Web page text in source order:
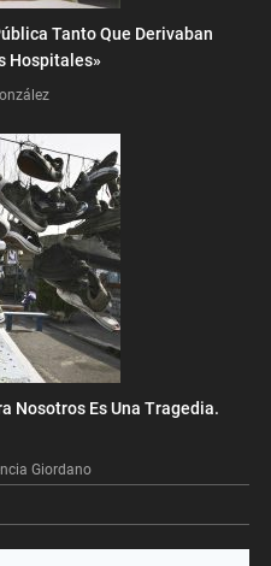
Tanto Que Derivaban
Hospitales»
Nosotros Es Una Tragedia.
Giordano